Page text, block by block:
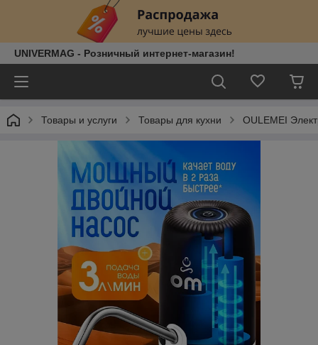
UNIVERMAG - Розничный интернет-магазин!
Товары и услуги Товары для кухни OULEMEI